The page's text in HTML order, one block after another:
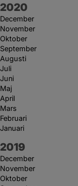
År:
2020
December
November
Oktober
September
Augusti
Juli
Juni
Maj
April
Mars
Februari
Januari
År:
2019
December
November
Oktober